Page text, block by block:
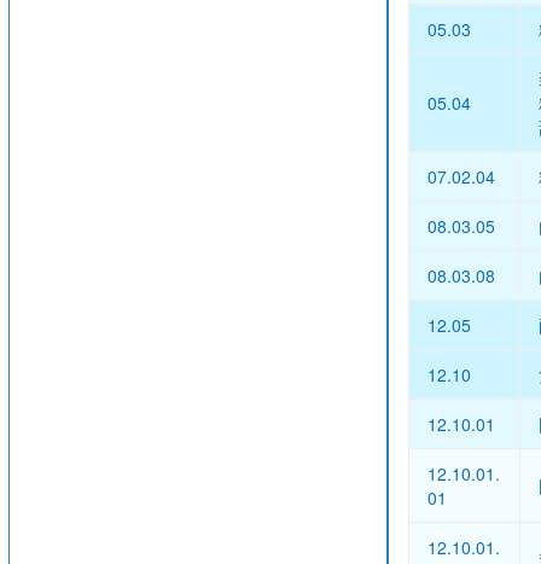
05.03
05.04
07.02.04
08.03.05
08.03.08
12.05
12.10
12.10.01
12.10.01.
01
12.10.01.